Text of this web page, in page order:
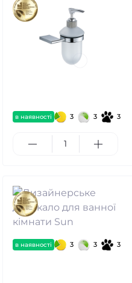
в наявності 3 3 3
в наявності 3 3 3